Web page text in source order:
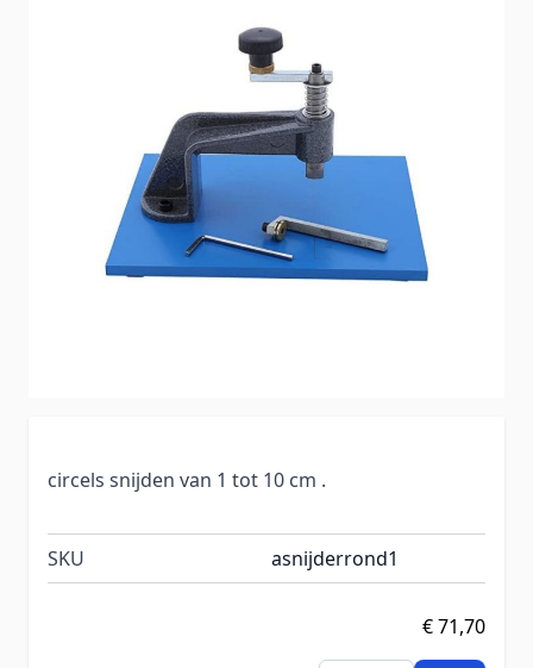
circels snijden van 1 tot 10 cm .
SKU asnijderrond1
€ 71,70